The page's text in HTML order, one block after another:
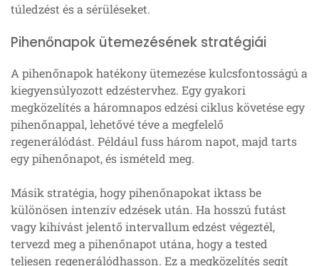
túledzést és a sérüléseket.
Pihenőnapok ütemezésének stratégiái
A pihenőnapok hatékony ütemezése kulcsfontosságú a
kiegyensúlyozott edzéstervhez. Egy gyakori
megközelítés a háromnapos edzési ciklus követése egy
pihenőnappal, lehetővé téve a megfelelő
regenerálódást. Például fuss három napot, majd tarts
egy pihenőnapot, és ismételd meg.
Másik stratégia, hogy pihenőnapokat iktass be
különösen intenzív edzések után. Ha hosszú futást
vagy kihívást jelentő intervallum edzést végeztél,
tervezd meg a pihenőnapot utána, hogy a tested
teljesen regenerálódhasson. Ez a megközelítés segít